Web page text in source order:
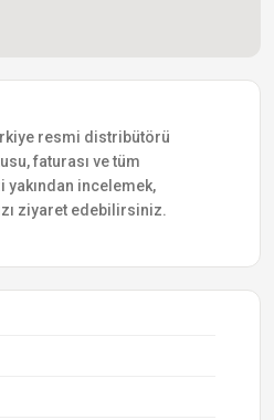
resmi distribütörü
faturası ve tüm
incelemek,
ziyaret edebilirsiniz.